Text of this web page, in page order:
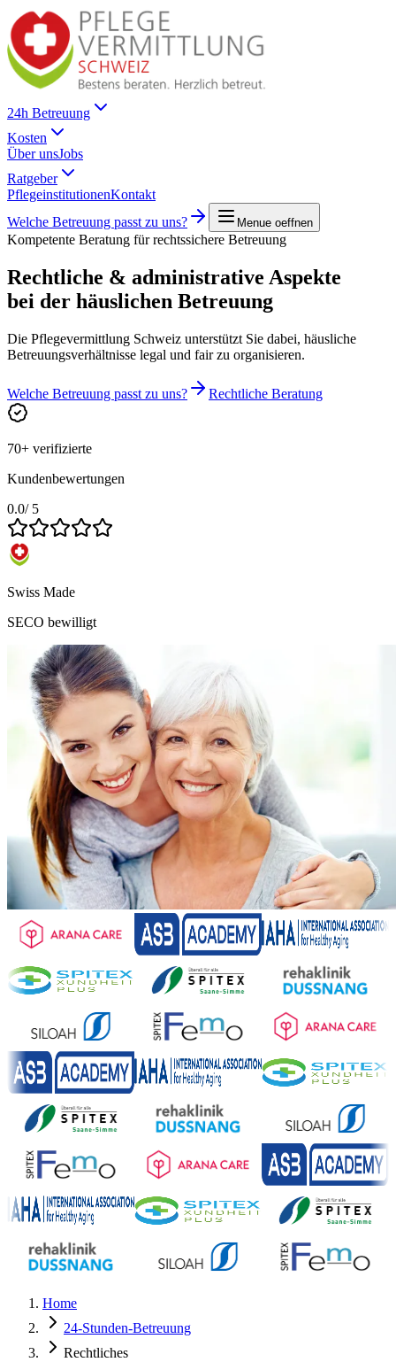
24h Betreuung
Kosten
Über unsJobs
Ratgeber
PflegeinstitutionenKontakt
Welche Betreuung passt zu uns?
Menue oeffnen
Kompetente Beratung für rechtssichere Betreuung
Rechtliche & administrative Aspekte
bei der häuslichen Betreuung
Die Pflegevermittlung Schweiz unterstützt Sie dabei, häusliche
Betreuungsverhältnisse legal und fair zu organisieren.
Welche Betreuung passt zu uns? Rechtliche Beratung
70+ verifizierte
Kundenbewertungen
0.0/ 5
Swiss Made
SECO bewilligt
Home
24-Stunden-Betreuung
Rechtliches